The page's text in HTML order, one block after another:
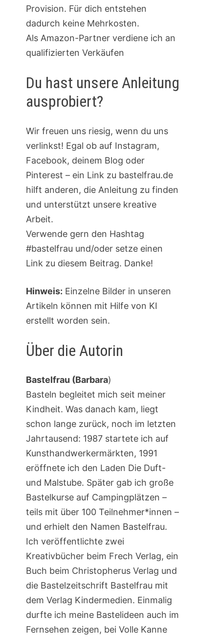
Provision. Für dich entstehen
dadurch keine Mehrkosten.
Als Amazon-Partner verdiene ich an
qualifizierten Verkäufen
Du hast unsere Anleitung
ausprobiert?
Wir freuen uns riesig, wenn du uns
verlinkst! Egal ob auf Instagram,
Facebook, deinem Blog oder
Pinterest – ein Link zu bastelfrau.de
hilft anderen, die Anleitung zu finden
und unterstützt unsere kreative
Arbeit.
Verwende gern den Hashtag
#bastelfrau und/oder setze einen
Link zu diesem Beitrag. Danke!
Hinweis: Einzelne Bilder in unseren
Artikeln können mit Hilfe von KI
erstellt worden sein.
Über die Autorin
Bastelfrau (Barbara)
Basteln begleitet mich seit meiner
Kindheit. Was danach kam, liegt
schon lange zurück, noch im letzten
Jahrtausend: 1987 startete ich auf
Kunsthandwerkermärkten, 1991
eröffnete ich den Laden Die Duft-
und Malstube. Später gab ich große
Bastelkurse auf Campingplätzen –
teils mit über 100 Teilnehmer*innen –
und erhielt den Namen Bastelfrau.
Ich veröffentlichte zwei
Kreativbücher beim Frech Verlag, ein
Buch beim Christopherus Verlag und
die Bastelzeitschrift Bastelfrau mit
dem Verlag Kindermedien. Einmalig
durfte ich meine Bastelideen auch im
Fernsehen zeigen, bei Volle Kanne